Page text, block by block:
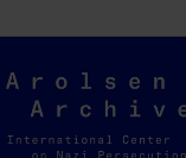
Arolsen
Archives